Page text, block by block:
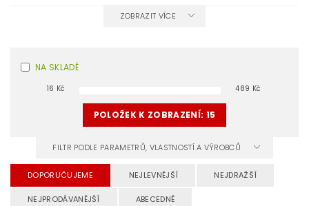
ZOBRAZIT VÍCE
NA SKLADĚ
16 Kč 489 Kč
POLOŽEK K ZOBRAZENÍ: 15
FILTR PODLE PARAMETRŮ, VLASTNOSTÍ A VÝROBCŮ
DOPORUČUJEME NEJLEVNĚJŠÍ NEJDRAŽŠÍ
NEJPRODÁVANĚJŠÍ ABECEDNĚ